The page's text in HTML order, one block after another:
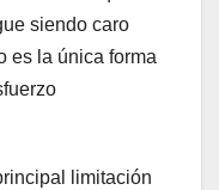
siendo caro
es la única forma
limitación